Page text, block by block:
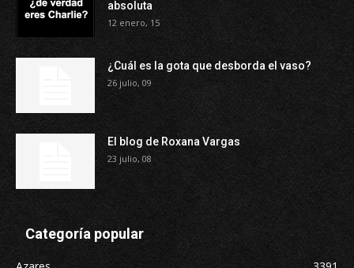
absoluta
12 enero, 15
¿Cuál es la gota que desborda el vaso?
26 julio, 09
El blog de Roxana Vargas
23 julio, 08
Categoría popular